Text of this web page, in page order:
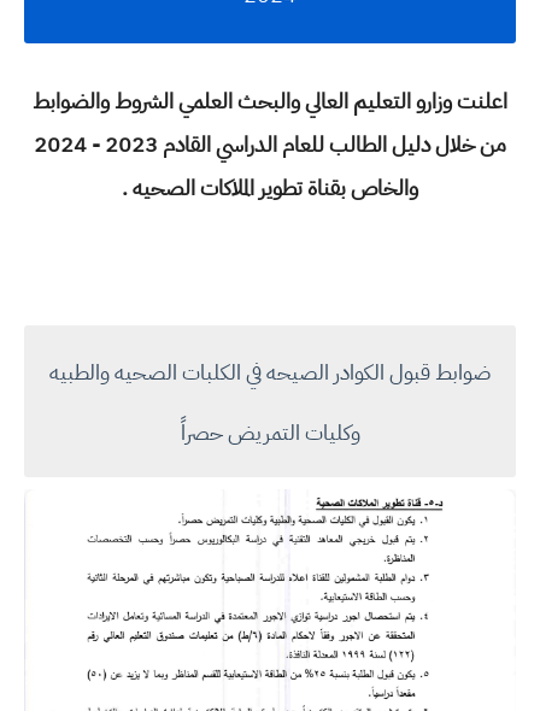
اعلنت وزارو التعليم العالي والبحث العلمي الشروط والضوابط
من خلال دليل الطالب للعام الدراسي القادم 2023 - 2024
والخاص بقناة تطوير الملاكات الصحيه .
ضوابط قبول الكوادر الصيحه في الكلبات الصحيه والطبيه
وكليات التمريض حصراً